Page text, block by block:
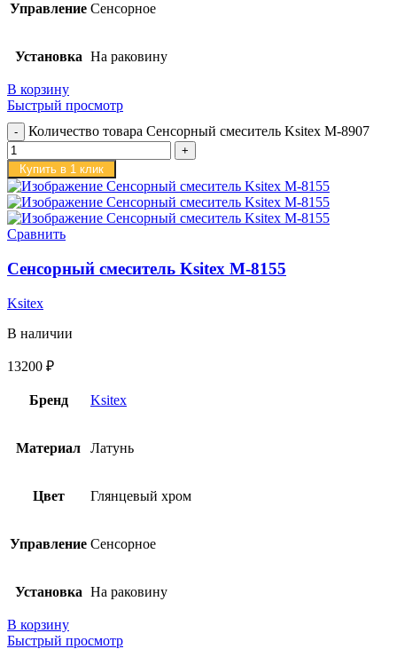
Управление Сенсорное
Установка На раковину
В корзину
Быстрый просмотр
Количество товара Сенсорный смеситель Ksitex M-8907
Купить в 1 клик
Сравнить
Сенсорный смеситель Ksitex M-8155
Ksitex
В наличии
13200 ₽
Бренд Ksitex
Материал Латунь
Цвет Глянцевый хром
Управление Сенсорное
Установка На раковину
В корзину
Быстрый просмотр